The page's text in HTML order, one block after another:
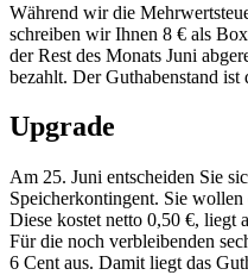
Während wir die
schreiben wir Ihnen 8 € als
der Rest des Monats Juni
bezahlt. Der Guthabenstand ist
Upgrade
Am 25. Juni entscheiden Sie
Speicherkontingent. Sie
Diese kostet netto 0,50 €,
Für die noch verbleibenden
6 Cent aus. Damit liegt das